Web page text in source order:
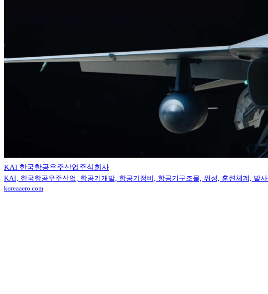
KAI 한국항공우주산업주식회사
KAI, 한국항공우주산업, 항공기개발, 항공기정비, 항공기구조물, 위성, 훈련체계, 발
koreaaero.com